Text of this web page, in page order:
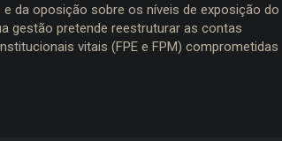
da oposição sobre os níveis de exposição do
gestão pretende reestruturar as contas
vitais (FPE e FPM) comprometidas